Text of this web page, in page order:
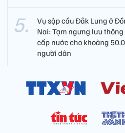
Vụ sập cầu Đắk Lung ở
Nai: Tạm ngưng lưu thông
cấp nước cho khoảng
người dân